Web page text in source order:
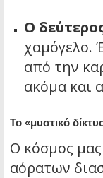
Ο
χαμόγελο.
από την
ακόμα και
Το «μυστικό
Ο κόσμος μας
αόρατων